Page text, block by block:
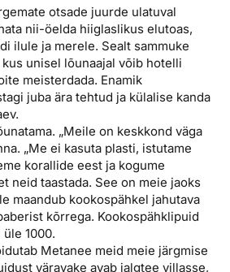
otsade juurde ulatuval
nii-öelda hiiglaslikus elutoas,
ilule ja merele. Sealt sammuke
unisel lõunaajal võib hotelli
meisterdada. Enamik
juba ära tehtud ja külalise kanda
„Meile on keskkond väga
„Me ei kasuta plasti, istutame
korallide eest ja kogume
neid taastada. See on meie jaoks
maandub kookospähkel jahutava
kõrrega. Kookospähklipuid
1000.
Metanee meid meie järgmise
väravake avab jalgtee villasse,